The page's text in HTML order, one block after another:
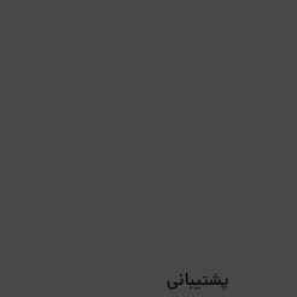
پشتیبانی